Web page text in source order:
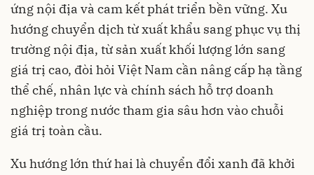
ứng nội địa và cam kết phát triển bền vững. Xu
hướng chuyển dịch từ xuất khẩu sang phục vụ thị
trường nội địa, từ sản xuất khối lượng lớn sang
giá trị cao, đòi hỏi Việt Nam cần nâng cấp hạ tầng
thể chế, nhân lực và chính sách hỗ trợ doanh
nghiệp trong nước tham gia sâu hơn vào chuỗi
giá trị toàn cầu.
Xu hướng lớn thứ hai là chuyển đổi xanh đã khởi